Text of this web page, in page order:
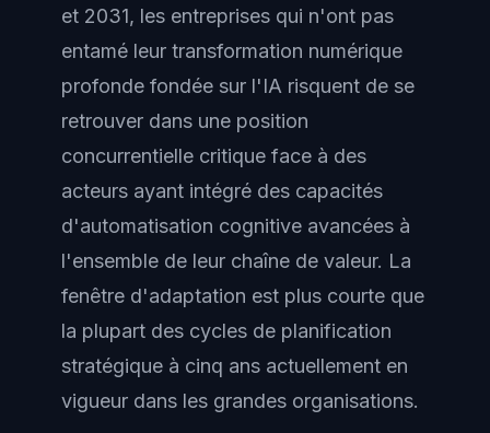
et 2031, les entreprises qui n'ont pas
entamé leur transformation numérique
profonde fondée sur l'IA risquent de se
retrouver dans une position
concurrentielle critique face à des
acteurs ayant intégré des capacités
d'automatisation cognitive avancées à
l'ensemble de leur chaîne de valeur. La
fenêtre d'adaptation est plus courte que
la plupart des cycles de planification
stratégique à cinq ans actuellement en
vigueur dans les grandes organisations.